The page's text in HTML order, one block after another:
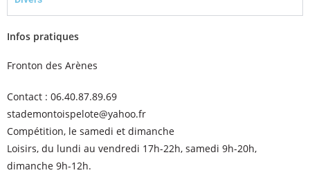
Infos pratiques
Fronton des Arènes
Contact : 06.40.87.89.69
stademontoispelote@yahoo.fr
Compétition, le samedi et dimanche
Loisirs, du lundi au vendredi 17h-22h, samedi 9h-20h,
dimanche 9h-12h.